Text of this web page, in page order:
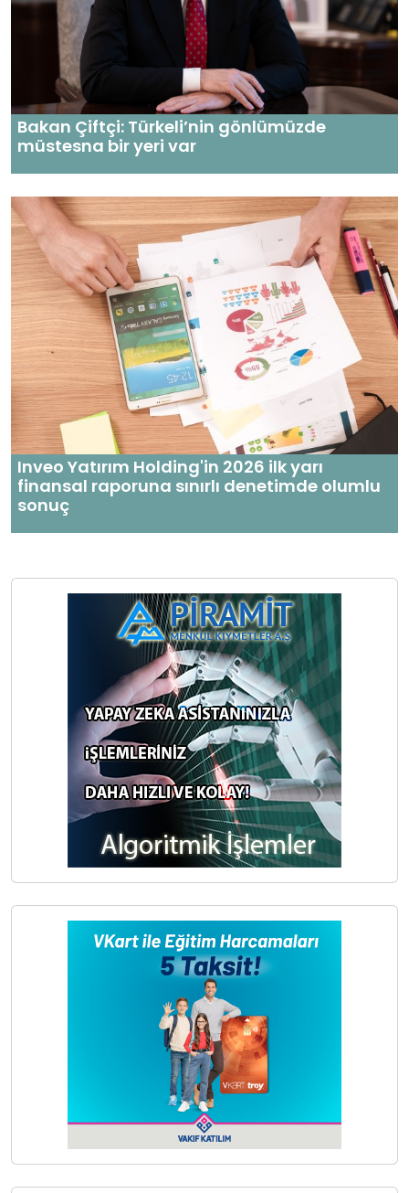
Bakan Çiftçi: Türkeli’nin gönlümüzde
müstesna bir yeri var
Inveo Yatırım Holding'in 2026 ilk yarı
finansal raporuna sınırlı denetimde olumlu
sonuç